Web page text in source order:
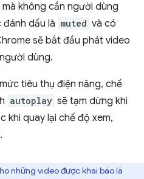
không cần người dùng
dấu là muted và có
sẽ bắt đầu phát video
dùng.
tiêu thụ điện năng, chế
autoplay sẽ tạm dừng khi
khi quay lại chế độ xem,
những video được khai báo là